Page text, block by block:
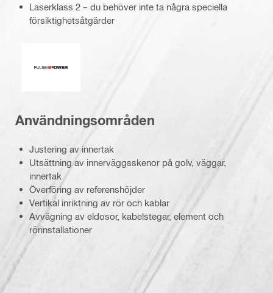
Laserklass 2 – du behöver inte ta några speciella
försiktighetsåtgärder
Användningsområden
Justering av innertak
Utsättning av innerväggsskenor på golv, väggar,
innertak
Överföring av referenshöjder
Vertikal inriktning av rör och kablar
Avvägning av eldosor, kabelstegar, element och
rörinstallationer